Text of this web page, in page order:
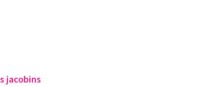
jacobins